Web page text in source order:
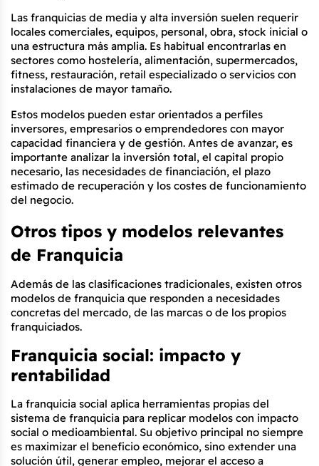
Las franquicias de media y alta inversión suelen requerir
locales comerciales, equipos, personal, obra, stock inicial o
una estructura más amplia. Es habitual encontrarlas en
sectores como hostelería, alimentación, supermercados,
fitness, restauración, retail especializado o servicios con
instalaciones de mayor tamaño.
Estos modelos pueden estar orientados a perfiles
inversores, empresarios o emprendedores con mayor
capacidad financiera y de gestión. Antes de avanzar, es
importante analizar la inversión total, el capital propio
necesario, las necesidades de financiación, el plazo
estimado de recuperación y los costes de funcionamiento
del negocio.
Otros tipos y modelos relevantes
de Franquicia
Además de las clasificaciones tradicionales, existen otros
modelos de franquicia que responden a necesidades
concretas del mercado, de las marcas o de los propios
franquiciados.
Franquicia social: impacto y
rentabilidad
La franquicia social aplica herramientas propias del
sistema de franquicia para replicar modelos con impacto
social o medioambiental. Su objetivo principal no siempre
es maximizar el beneficio económico, sino extender una
solución útil, generar empleo, mejorar el acceso a